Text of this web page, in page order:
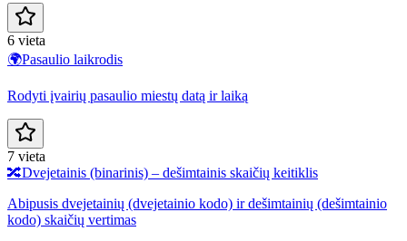
6 vieta
🌍Pasaulio laikrodis
Rodyti įvairių pasaulio miestų datą ir laiką
7 vieta
🔀Dvejetainis (binarinis) – dešimtainis skaičių keitiklis
Abipusis dvejetainių (dvejetainio kodo) ir dešimtainių (dešimtainio
kodo) skaičių vertimas